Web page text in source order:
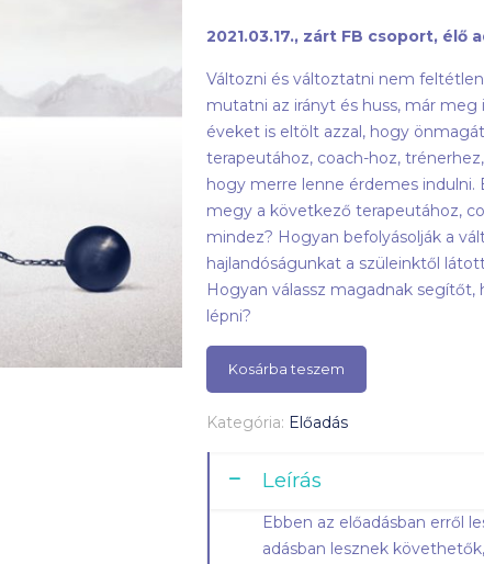
2021.03.17., zárt FB csoport, élő
Változni és változtatni nem
mutatni az irányt és huss, már
éveket is eltölt azzal, hogy
terapeutához, coach-hoz,
hogy merre lenne érdemes indulni.
megy a következő terapeutához,
mindez? Hogyan befolyásolják a
hajlandóságunkat a szüleinktől
Hogyan válassz magadnak segítőt,
lépni?
Kosárba teszem
Kategória: Előadás
Leírás
Ebben az előadásban erről
adásban lesznek